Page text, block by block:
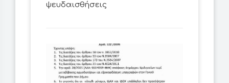
ψευδαισθήσεις